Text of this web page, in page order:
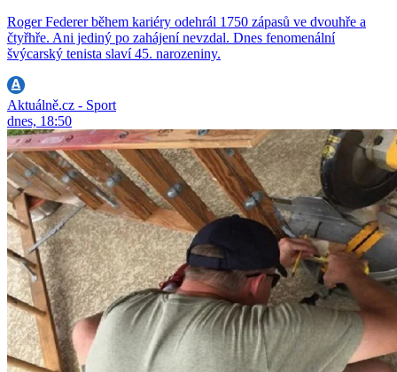
Roger Federer během kariéry odehrál 1750 zápasů ve dvouhře a
čtyřhře. Ani jediný po zahájení nevzdal. Dnes fenomenální
švýcarský tenista slaví 45. narozeniny.
Aktuálně.cz - Sport
dnes, 18:50